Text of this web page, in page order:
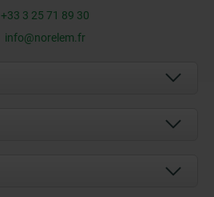
+33 3 25 71 89 30
info@norelem.fr